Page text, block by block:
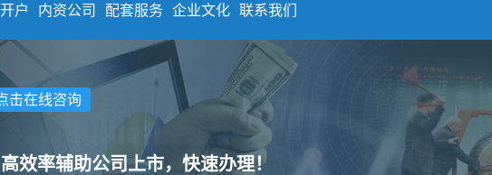
户 内资公司 配套服务 企业文化 联系我们
击在线咨询
效率辅助公司上市，快速办理！